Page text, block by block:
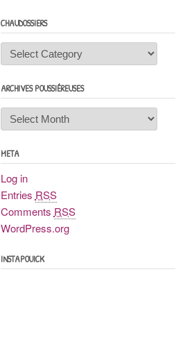
CHAUDOSSIERS
Chaudossiers
ARCHIVES POUSSIÉREUSES
Archives
poussiéreuses
META
Log in
Entries RSS
Comments RSS
WordPress.org
INSTAPOUICK